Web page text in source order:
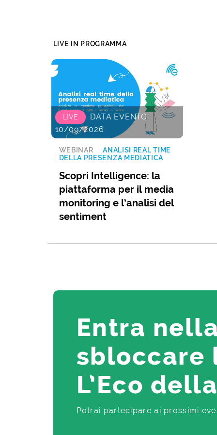
LIVE IN PROGRAMMA
LIVE
DATA EVENTO:
10/09/2026
WEBINAR
ANALISI REAL TIME
DELLA PRESENZA MEDIATICA
Scopri Intelligence: la
piattaforma per il media
monitoring e l’analisi del
sentiment
Entra
sbloccare
L’Eco
Potrai partecipare ai prossimi